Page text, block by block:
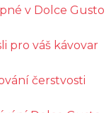
v Dolce Gusto
pro váš kávovar
čerstvosti